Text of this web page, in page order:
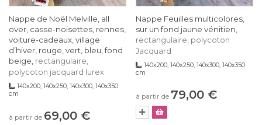
Nappe de Noël Melville, all
over, casse-noisettes, rennes,
voiture-cadeaux, village
d’hiver, rouge, vert, bleu, fond
beige, rectangulaire,
polycoton jacquard lurex
140x200, 140x250, 140x300, 140x350
cm
à partir de 69,00 €
Nappe Feuilles multicolores,
sur un fond jaune vénitien,
rectangulaire, polycoton
Jacquard
140x200, 140x250, 140x300, 140x350
cm
à partir de 79,00 €